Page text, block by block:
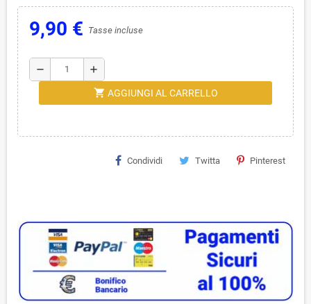
9,90 € Tasse incluse
remove add
shopping_cart AGGIUNGI AL CARRELLO
Condividi Twitta Pinterest